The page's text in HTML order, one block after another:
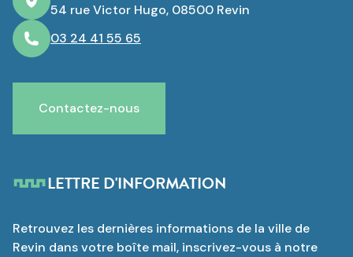
54 rue Victor Hugo, 08500 Revin
03 24 41 55 65
Contactez-nous
LETTRE D'INFORMATION
Retrouvez les dernières informations de la ville de
Revin dans votre boîte mail, inscrivez-vous à notre